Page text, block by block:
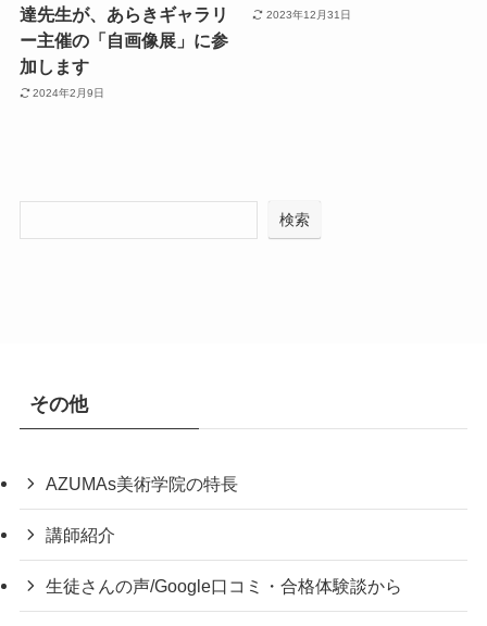
達先生が、あらきギャラリ
ー主催の「自画像展」に参
加します
2024年2月9日
2023年12月31日
検索
その他
AZUMAs美術学院の特長
講師紹介
生徒さんの声/Google口コミ・合格体験談から